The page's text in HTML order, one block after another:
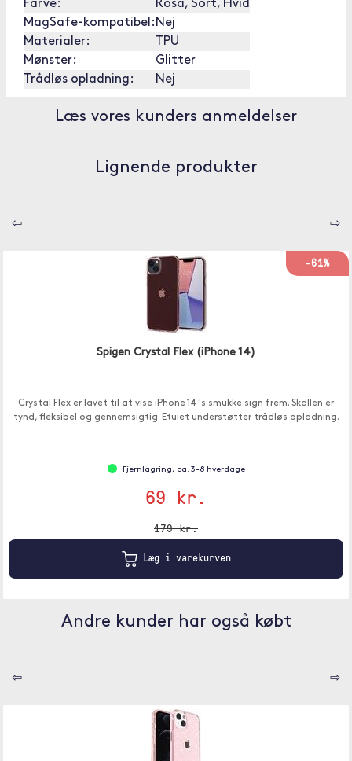
Farve:
Rosa, Sort, Hvid
MagSafe-kompatibel: Nej
Materialer:
TPU
Mønster:
Glitter
Trådløs opladning:
Nej
Læs vores kunders anmeldelser
Lignende produkter
⇦ ⇨
-61%
Spigen Crystal Flex (iPhone 14)
Crystal Flex er lavet til at vise iPhone 14 's smukke sign frem. Skallen er
tynd, fleksibel og gennemsigtig. Etuiet understøtter trådløs opladning.
Fjernlagring, ca. 3-8 hverdage
69 kr.
179 kr.
Læg i varekurven
Andre kunder har også købt
⇦ ⇨